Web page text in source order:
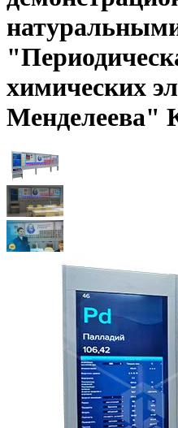
химических
Менделеева"